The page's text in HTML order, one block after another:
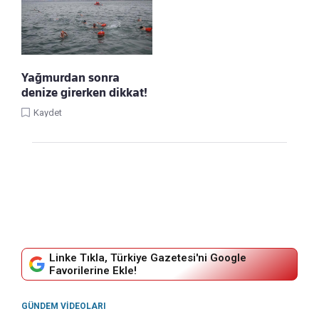
Yağmurdan sonra
denize girerken dikkat!
Kaydet
Linke Tıkla, Türkiye Gazetesi'ni Google
Favorilerine Ekle!
GÜNDEM VIDEOLARI